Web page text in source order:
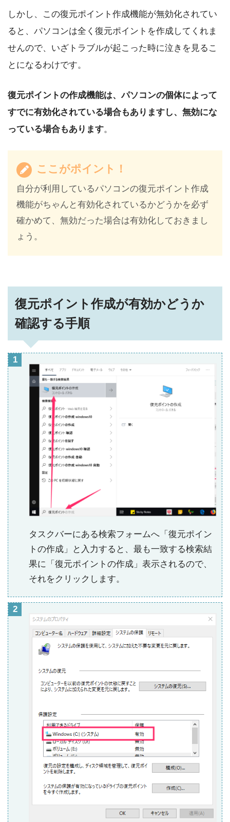
しかし、この復元ポイント作成機能が無効化されてい
ると、パソコンは全く復元ポイントを作成してくれま
せんので、いざトラブルが起こった時に泣きを見るこ
とになるわけです。
復元ポイントの作成機能は、パソコンの個体によって
すでに有効化されている場合もありますし、無効にな
っている場合もあります。
ここがポイント！
自分が利用しているパソコンの復元ポイント作成
機能がちゃんと有効化されているかどうかを必ず
確かめて、無効だった場合は有効化しておきまし
ょう。
復元ポイント作成が有効かどうか
確認する手順
タスクバーにある検索フォームへ「復元ポイン
トの作成」と入力すると、最も一致する検索結
果に「復元ポイントの作成」表示されるので、
それをクリックします。